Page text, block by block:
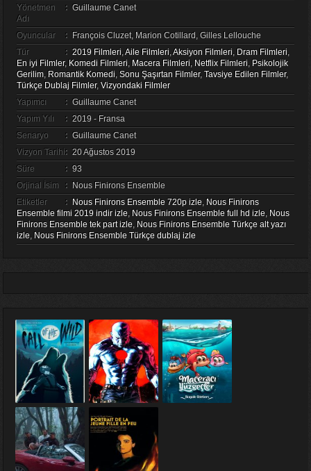
Yönetmen
Adı
: Guillaume Canet
Oyuncular : François Cluzet, Marion Cotillard, Gilles Lellouche
Tür
: 2019 Filmleri,Aile Filmleri,Aksiyon Filmleri, Dram Filmleri,
En iyi Filmler, Komedi Filmleri, Macera Filmleri, Netflix Filmleri, Psikolojik
Gerilim, Romantik Komedi, Sonu Şaşırtan Filmler, Tavsiye Edilen Filmler,
Türkçe Dublaj Filmler, Vizyondaki Filmler
Yapımcı
: Guillaume Canet
Yapım Yılı
: 2019 - Fransa
Senaryo
: Guillaume Canet
Vizyon Tarihi: 20 Ağustos 2019
Süre
: 93
Orjinal İsim
: Nous Finirons Ensemble
Etiketler
: Nous Finirons Ensemble 720p izle, Nous Finirons
Ensemble filmi 2019 indir izle, Nous Finirons Ensemble full hd izle, Nous
Finirons Ensemble tek part izle, Nous Finirons Ensemble Türkçe alt yazı
izle, Nous Finirons Ensemble Türkçe dublaj izle